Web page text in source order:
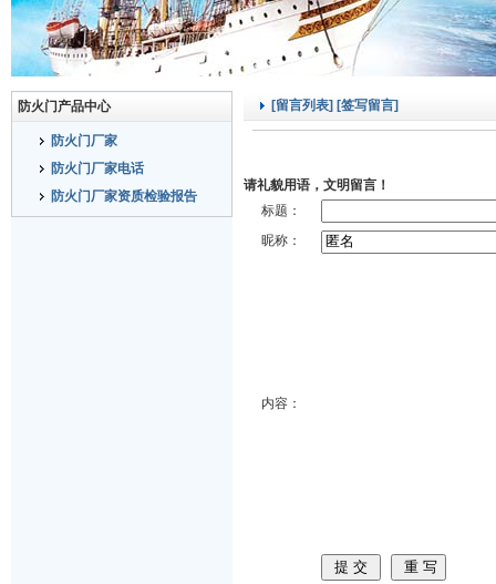
防火门产品中心
防火门厂家
防火门厂家电话
防火门厂家资质检验报告
[留言列表] [签写留言]
请礼貌用语，文明留言！
标题：
昵称：
内容：